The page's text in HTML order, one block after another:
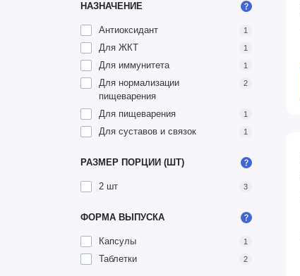
НАЗНАЧЕНИЕ
Антиоксидант 1
Для ЖКТ 1
Для иммунитета 1
Для нормализации
пищеварения
2
Для пищеварения 1
Для суставов и связок 1
РАЗМЕР ПОРЦИИ (ШТ)
2 шт 3
ФОРМА ВЫПУСКА
Капсулы 1
Таблетки 2